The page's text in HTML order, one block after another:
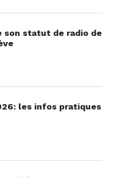
son statut de radio de
les infos pratiques